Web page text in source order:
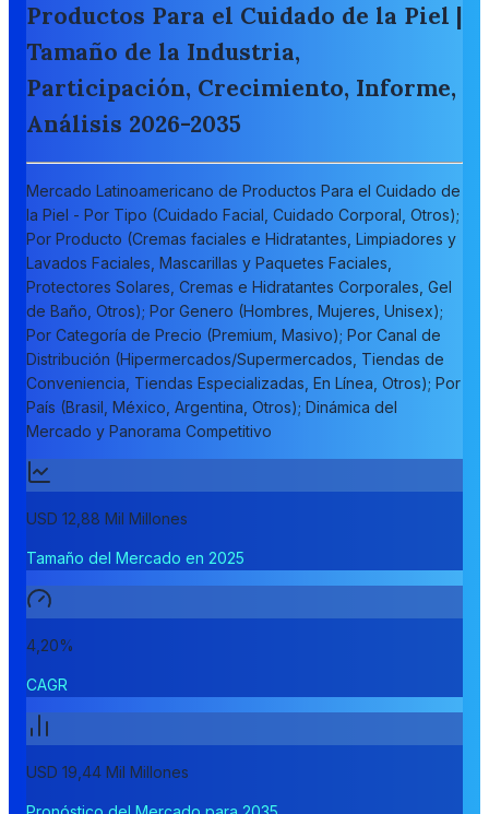
Productos Para el Cuidado de la Piel |
Tamaño de la Industria,
Participación, Crecimiento, Informe,
Análisis 2026-2035
Mercado Latinoamericano de Productos Para el Cuidado de
la Piel - Por Tipo (Cuidado Facial, Cuidado Corporal, Otros);
Por Producto (Cremas faciales e Hidratantes, Limpiadores y
Lavados Faciales, Mascarillas y Paquetes Faciales,
Protectores Solares, Cremas e Hidratantes Corporales, Gel
de Baño, Otros); Por Genero (Hombres, Mujeres, Unisex);
Por Categoría de Precio (Premium, Masivo); Por Canal de
Distribución (Hipermercados/Supermercados, Tiendas de
Conveniencia, Tiendas Especializadas, En Línea, Otros); Por
País (Brasil, México, Argentina, Otros); Dinámica del
Mercado y Panorama Competitivo
USD 12,88 Mil Millones
Tamaño del Mercado en 2025
4,20%
CAGR
USD 19,44 Mil Millones